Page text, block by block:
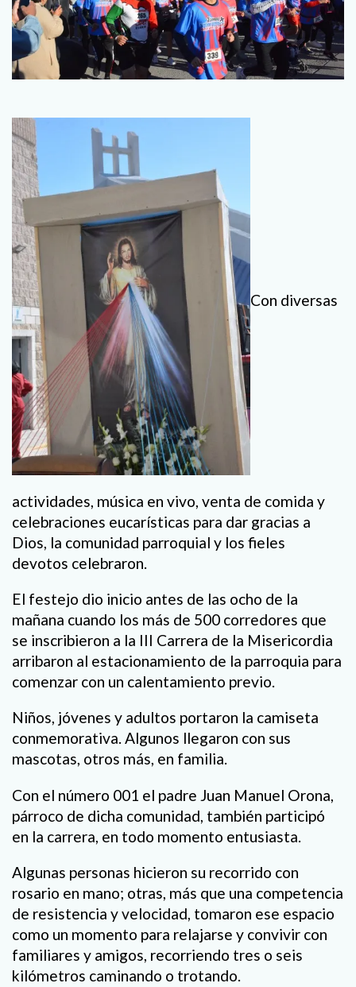
Con diversas
actividades, música en vivo, venta de comida y
celebraciones eucarísticas para dar gracias a
Dios, la comunidad parroquial y los fieles
devotos celebraron.
El festejo dio inicio antes de las ocho de la
mañana cuando los más de 500 corredores que
se inscribieron a la III Carrera de la Misericordia
arribaron al estacionamiento de la parroquia para
comenzar con un calentamiento previo.
Niños, jóvenes y adultos portaron la camiseta
conmemorativa. Algunos llegaron con sus
mascotas, otros más, en familia.
Con el número 001 el padre Juan Manuel Orona,
párroco de dicha comunidad, también participó
en la carrera, en todo momento entusiasta.
Algunas personas hicieron su recorrido con
rosario en mano; otras, más que una competencia
de resistencia y velocidad, tomaron ese espacio
como un momento para relajarse y convivir con
familiares y amigos, recorriendo tres o seis
kilómetros caminando o trotando.